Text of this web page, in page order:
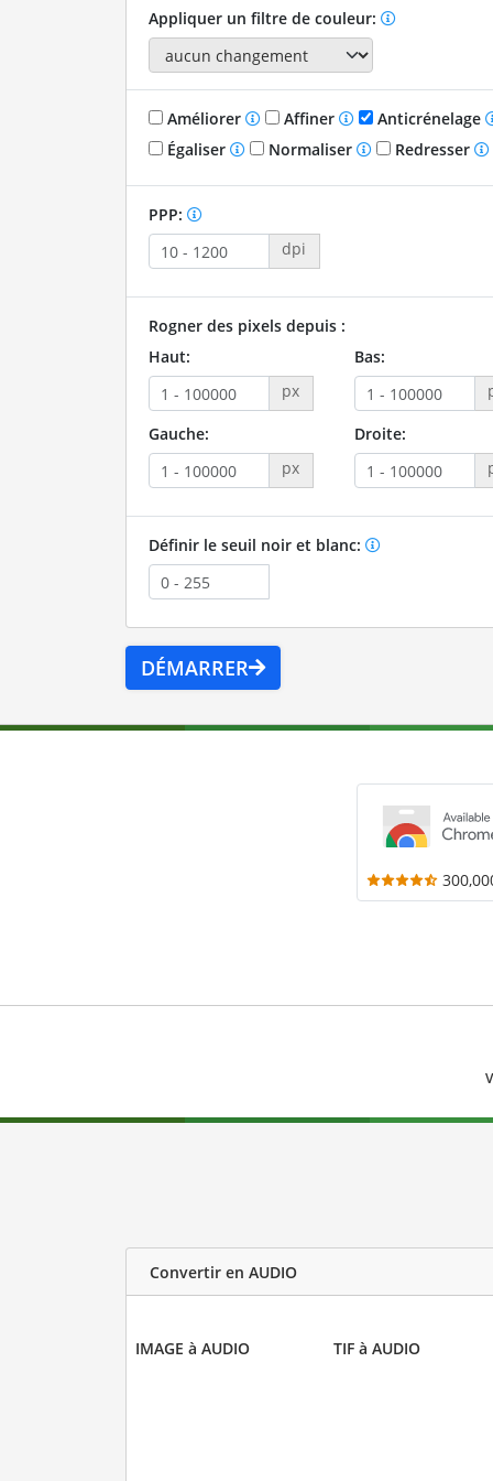
Appliquer un filtre de couleur:
Améliorer Affiner
Anticrénelage
Égaliser
Normaliser Redresser
PPP:
dpi
Rogner des pixels depuis :
Haut:
px
Bas:
Gauche:
px
Droite:
Définir le seuil noir et blanc:
DÉMARRER
Convertir en AUDIO
IMAGE à AUDIO TIF à AUDIO